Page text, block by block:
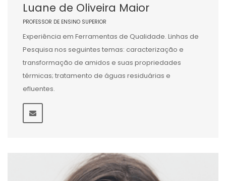
Luane de Oliveira Maior
PROFESSOR DE ENSINO SUPERIOR
Experiência em Ferramentas de Qualidade. Linhas de
Pesquisa nos seguintes temas: caracterização e
transformação de amidos e suas propriedades
térmicas; tratamento de águas residuárias e
efluentes.